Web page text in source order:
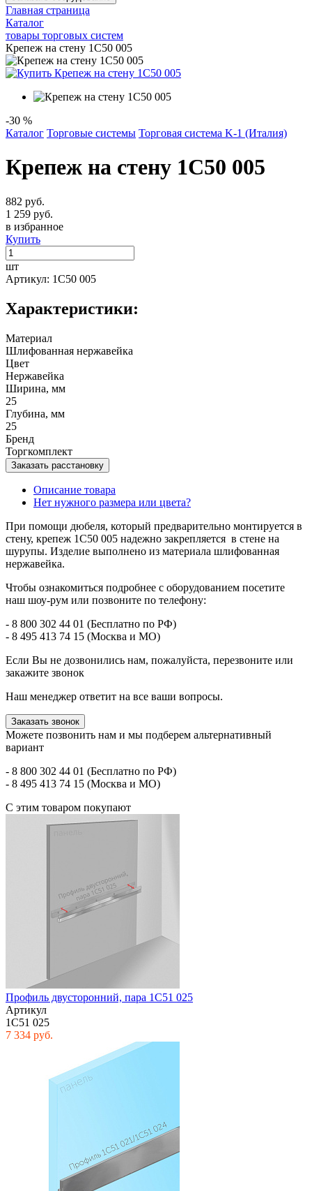
Главная страница
Каталог
товары торговых систем
Крепеж на стену 1C50 005
-30 %
Каталог Торговые системы Торговая система K-1 (Италия)
Крепеж на стену 1C50 005
882 руб.
1 259 руб.
в избранное
Купить
шт
Артикул: 1C50 005
Характеристики:
Материал
Шлифованная нержавейка
Цвет
Нержавейка
Ширина, мм
25
Глубина, мм
25
Бренд
Торгкомплект
Заказать расстановку
Описание товара
Нет нужного размера или цвета?
При помощи дюбеля, который предварительно монтируется в
стену, крепеж 1C50 005 надежно закрепляется в стене на
шурупы. Изделие выполнено из материала шлифованная
нержавейка.
Чтобы ознакомиться подробнее с оборудованием посетите
наш шоу-рум или позвоните по телефону:
- 8 800 302 44 01 (Бесплатно по РФ)
- 8 495 413 74 15 (Москва и МО)
Если Вы не дозвонились нам, пожалуйста, перезвоните или
закажите звонок
Наш менеджер ответит на все ваши вопросы.
Заказать звонок
Можете позвонить нам и мы подберем альтернативный
вариант
- 8 800 302 44 01 (Бесплатно по РФ)
- 8 495 413 74 15 (Москва и МО)
С этим товаром покупают
Профиль двусторонний, пара 1C51 025
Артикул
1C51 025
7 334 руб.